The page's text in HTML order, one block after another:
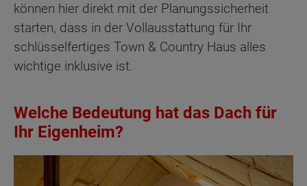
können hier direkt mit der Planungssicherheit
starten, dass in der Vollausstattung für Ihr
schlüsselfertiges Town & Country Haus alles
wichtige inklusive ist.
Welche Bedeutung hat das Dach für
Ihr Eigenheim?